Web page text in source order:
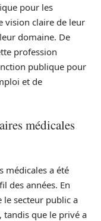
pour les
vision claire de leur
domaine. De
profession
publique pour
et de
médicales
médicales a été
des années. En
secteur public a
tandis que le privé a